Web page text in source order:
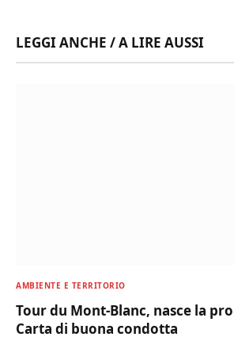
LEGGI ANCHE / A LIRE AUSSI
AMBIENTE E TERRITORIO
Tour du Mont-Blanc, nasce la
Carta di buona condotta